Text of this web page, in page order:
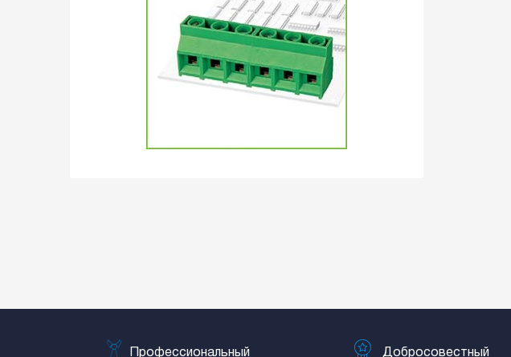
Профессиональный Добросовестный